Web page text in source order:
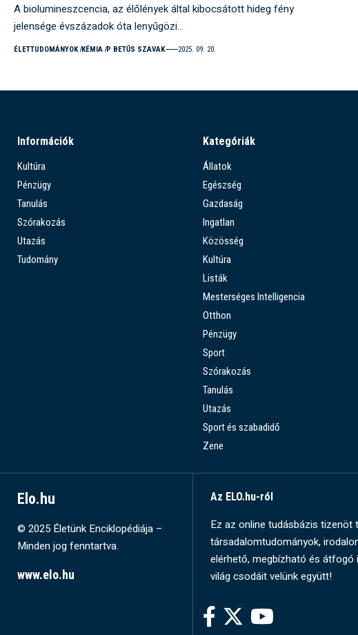
A biolumineszcencia, az élőlények által kibocsátott hideg fény
jelensége évszázadok óta lenyűgözi…
ÉLETTUDOMÁNYOK KÉMIA P BETŰS SZAVAK 2025. 09. 20.
Információk
Kultúra
Pénzügy
Tanulás
Szórakozás
Utazás
Tudomány
Kategóriák
Állatok
Egészség
Gazdaság
Ingatlan
Közösség
Kultúra
Listák
Mesterséges Intelligencia
Otthon
Pénzügy
Sport
Szórakozás
Tanulás
Utazás
Sport és szabadidő
Zene
Elo.hu
© 2025 Életünk Enciklopédiája –
Minden jog fenntartva.
www.elo.hu
Az ELO.hu-ról
Ez az online tudásbázis
társadalomtudományok,
elérhető, megbízható és
világ csodáit velünk együtt!